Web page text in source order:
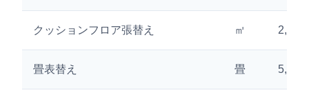
クッションフロア張替え ㎡ 2,500
畳表替え 畳 5,000